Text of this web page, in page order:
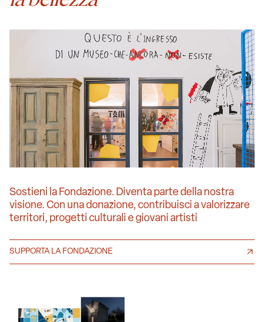
Sostieni la Fondazione. Diventa parte della nostra
visione. Con una donazione, contribuisci a valorizzare
territori, progetti culturali e giovani artisti
SUPPORTA LA FONDAZIONE